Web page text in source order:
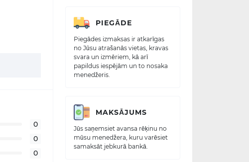
0
0
0
PIEGĀDE
Piegādes izmaksas ir atkarīgas
no Jūsu atrašanās vietas, kravas
svara un izmēriem, kā arī
papildus iespējām un to nosaka
menedžeris.
MAKSĀJUMS
Jūs saņemsiet avansa rēķinu no
mūsu menedžera, kuru varēsiet
samaksāt jebkurā bankā.